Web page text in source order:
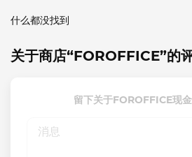
什么都没找到
关于商店“FOROFFICE”的
留下关于FOROFFICE现